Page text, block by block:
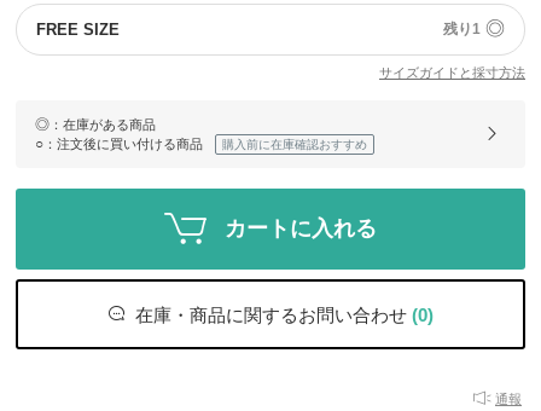
FREE SIZE 残り1 ◎
サイズガイドと採寸方法
◎ ：在庫がある商品
○ ：注文後に買い付ける商品 購入前に在庫確認おすすめ
カートに入れる
在庫・商品に関するお問い合わせ (0)
通報